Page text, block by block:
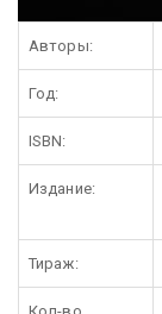
Авторы:
Год:
ISBN:
Издание:
Тираж:
Кол-во